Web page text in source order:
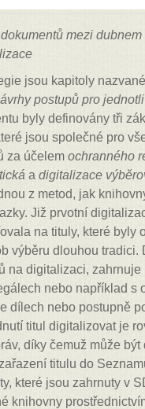
mezi
jsou kapitoly
postupů pro
byly definovány tři
jsou společné pro
za účelemochranného
adigitalizace
z metod, jak
Již prvotní
na tituly, které byly
výběru dlouhou tradici.
na digitalizaci, zahrnuje
nebo například s
dílech nebo postupně
titul digitalizovat je
díky čemuž může
titulu do
které jsou zahrnuty v
knihovny